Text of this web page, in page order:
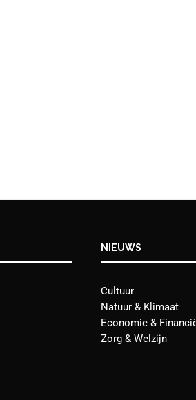
NIEUWS
Cultuur
Natuur & Klimaat
Economie &
Zorg & Welzijn